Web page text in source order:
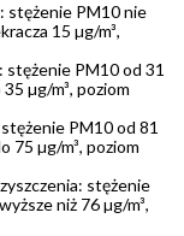
stężenie PM10 nie
15 µg/m³,
stężenie PM10 od 31
µg/m³, poziom
PM10 od 81
75 µg/m³, poziom
stężenie
niż 76 µg/m³,